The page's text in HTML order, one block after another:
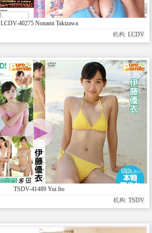
LCDV-40275 Nonami Takizawa
机构: LCDV
TSDV-41489 Yui Ito
机构: TSDV